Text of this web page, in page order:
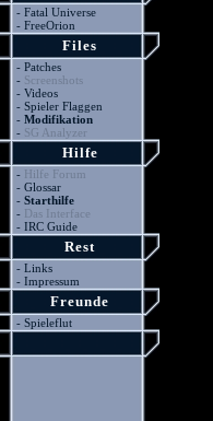
- Fatal Universe
- FreeOrion
Files
- Patches
- Screenshots
- Videos
- Spieler Flaggen
- Modifikation
- SG Analyzer
Hilfe
- Hilfe Forum
- Glossar
- Starthilfe
- Das Interface
- IRC Guide
Rest
- Links
- Impressum
Freunde
- Spieleflut